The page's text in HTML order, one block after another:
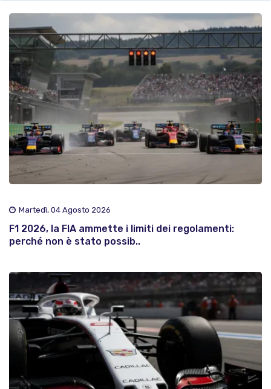
Martedì, 04 Agosto 2026
F1 2026, la FIA ammette i limiti dei regolamenti:
perché non è stato possib..